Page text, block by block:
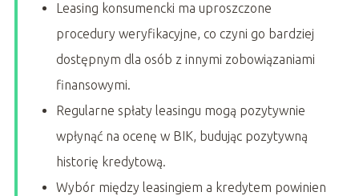
Leasing konsumencki ma uproszczone
procedury weryfikacyjne, co czyni go bardziej
dostępnym dla osób z innymi zobowiązaniami
finansowymi.
Regularne spłaty leasingu mogą pozytywnie
wpłynąć na ocenę w BIK, budując pozytywną
historię kredytową.
Wybór między leasingiem a kredytem powinien